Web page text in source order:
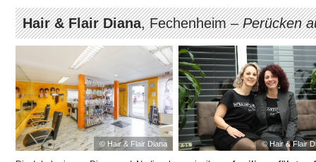
Hair & Flair Diana, Fechenheim –Perücken
© Hair & Flair Diana © Hair & Flair